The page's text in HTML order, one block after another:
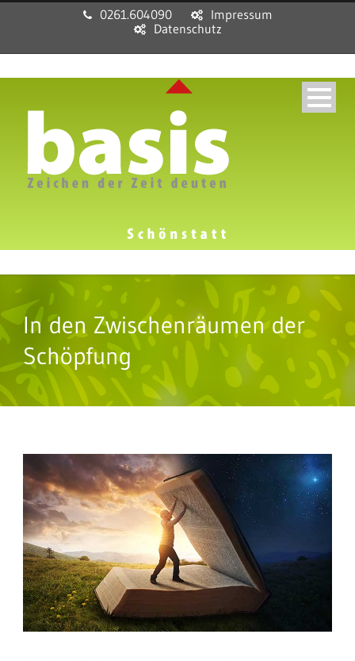
0261.604090
Impressum
Datenschutz
In den Zwischenräumen der
Schöpfung